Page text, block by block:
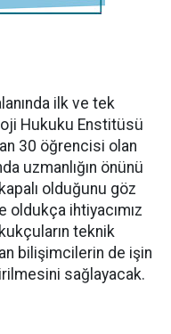
ilk ve tek
Hukuku Enstitüsü
30 öğrencisi olan
uzmanlığın önünü
olduğunu göz
oldukça ihtiyacımız
teknik
bilişimcilerin de işin
sağlayacak.